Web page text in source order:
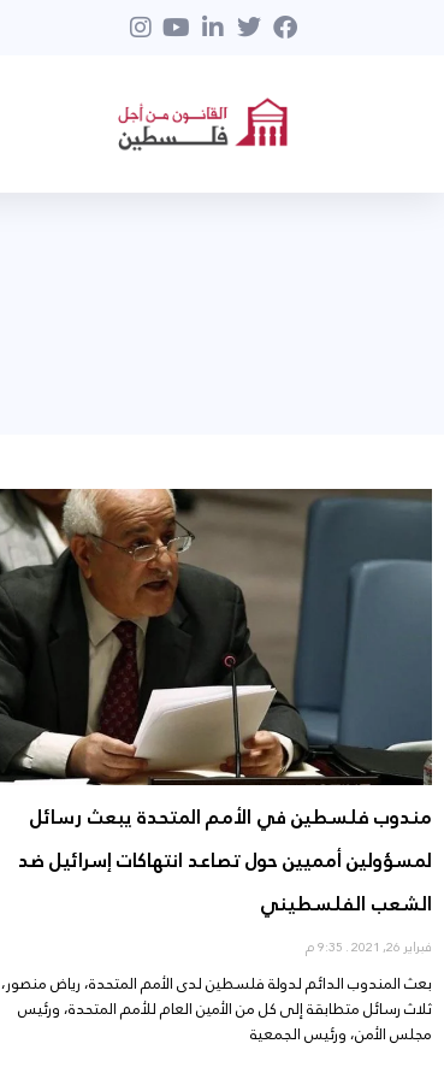
مندوب فلسطين في الأمم المتحدة يبعث رسائل
لمسؤولين أمميين حول تصاعد انتهاكات إسرائيل ضد
الشعب الفلسطيني
فبراير 26, 2021
بعث المندوب الدائم لدولة فلسطين لدى الأمم المتحدة، رياض منصور،
ثلاث رسائل متطابقة إلى كل من الأمين العام للأمم المتحدة، ورئيس
مجلس الأمن، ورئيس الجمعية